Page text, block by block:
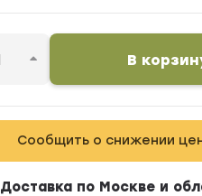
В
Сообщить о снижении
Доставка по Москве и